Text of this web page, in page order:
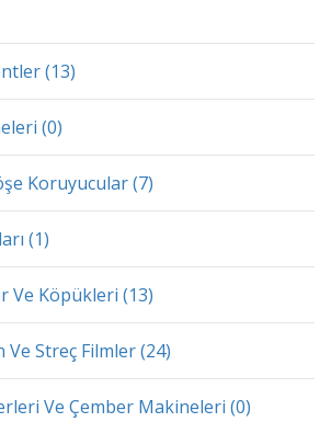
(13)
(0)
Koruyucular (7)
(1)
Ve Köpükleri (13)
Streç Filmler (24)
Ve Çember Makineleri (0)